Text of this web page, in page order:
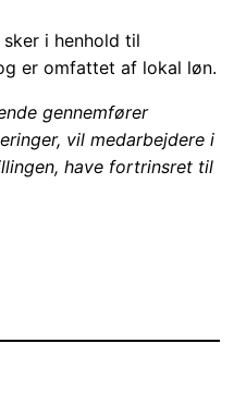
i henhold til
er omfattet af lokal løn.
gennemfører
vil medarbejdere i
have fortrinsret til